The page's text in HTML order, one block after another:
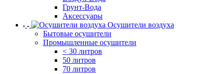
Грунт-Вода
Аксессуары
Осушители воздуха
Бытовые осушители
Промышленные осушители
< 30 литров
50 литров
70 литров